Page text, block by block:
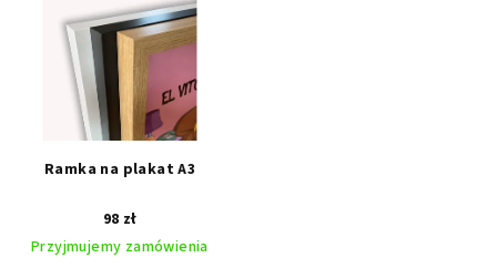
Ramka na plakat A3
98 zł
Przyjmujemy zamówienia